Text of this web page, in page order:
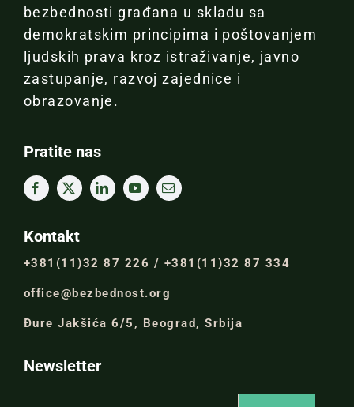
bezbednosti građana u skladu sa
demokratskim principima i poštovanjem
ljudskih prava kroz istraživanje, javno
zastupanje, razvoj zajednice i
obrazovanje.
Pratite nas
Kontakt
+381(11)32 87 226 / +381(11)32 87 334
office@bezbednost.org
Đure Jakšića 6/5, Beograd, Srbija
Newsletter